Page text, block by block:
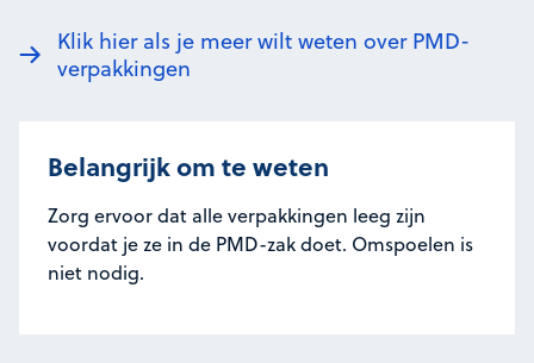
Klik hier als je meer wilt weten over PMD-
verpakkingen
Belangrijk om te weten
Zorg ervoor dat alle verpakkingen leeg zijn
voordat je ze in de PMD-zak doet. Omspoelen is
niet nodig.